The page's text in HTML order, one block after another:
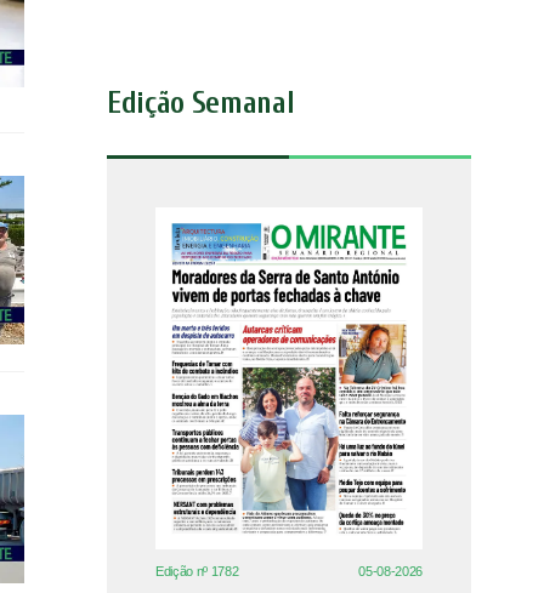
Edição Semanal
Edição nº 1782 05-08-2026